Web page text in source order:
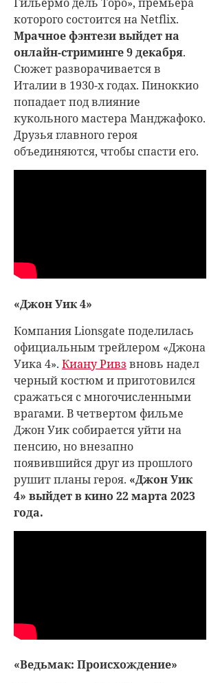
которого состоится на Netflix.
Мрачное фэнтези выйдет на
онлайн-стриминге 9 декабря.
Сюжет разворачивается в
Италии в 1930-х годах. Пиноккио
попадает под влияние
кукольного мастера Манджафоко.
Друзья главного героя
объединяются, чтобы спасти его.
«Джон Уик 4»
Компания Lionsgate поделилась
официальным трейлером «Джона
Уика 4». Киану Ривз вновь надел
черный костюм и приготовился
сражаться с многочисленными
врагами. В четвертом фильме
Джон Уик собирается уйти на
пенсию, но внезапно
появившийся друг из прошлого
рушит планы героя. «Джон Уик
4» выйдет в кино 22 марта 2023
года.
«Ведьмак: Происхождение»